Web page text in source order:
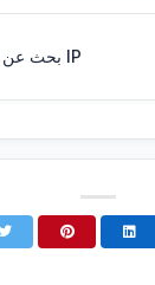
بحث عن عنوان IP